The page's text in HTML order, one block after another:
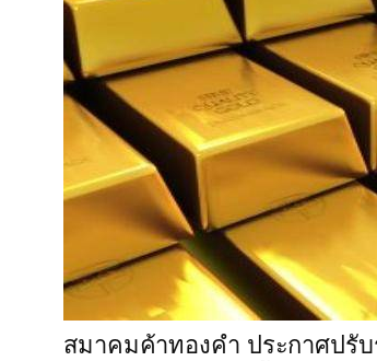
สมาคมค้าทองคำ ประกาศปรั